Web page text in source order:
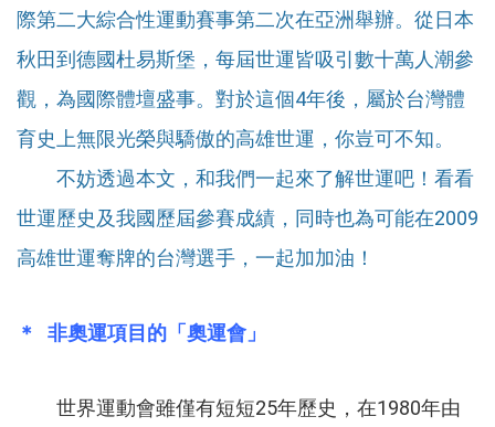
際第二大綜合性運動賽事第二次在亞洲舉辦。從日本
秋田到德國杜易斯堡，每屆世運皆吸引數十萬人潮參
觀，為國際體壇盛事。對於這個4年後，屬於台灣體
育史上無限光榮與驕傲的高雄世運，你豈可不知。
不妨透過本文，和我們一起來了解世運吧！看看
世運歷史及我國歷屆參賽成績，同時也為可能在2009
高雄世運奪牌的台灣選手，一起加加油！
＊ 非奧運項目的「奧運會」
世界運動會雖僅有短短25年歷史，在1980年由